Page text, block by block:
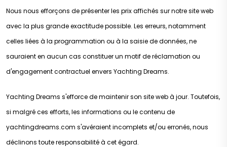
Nous nous efforçons de présenter les prix affichés sur notre site web
avec la plus grande exactitude possible. Les erreurs, notamment
celles liées à la programmation ou à la saisie de données, ne
sauraient en aucun cas constituer un motif de réclamation ou
d'engagement contractuel envers Yachting Dreams.
Yachting Dreams s'efforce de maintenir son site web à jour. Toutefois,
si malgré ces efforts, les informations ou le contenu de
yachtingdreams.com s'avéraient incomplets et/ou erronés, nous
déclinons toute responsabilité à cet égard.